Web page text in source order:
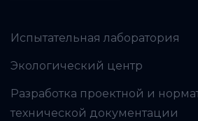
Испытательная лаборатория
Экологический центр
Разработка проектной и
технической документации